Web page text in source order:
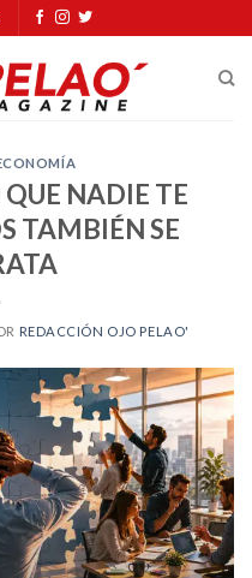
NADIE TE
TAMBIÉN SE
REDACCIÓN OJO PELAO'